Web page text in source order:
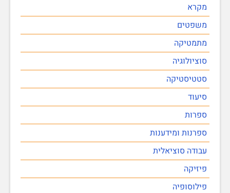
מקרא
משפטים
מתמטיקה
סוציולוגיה
סטטיסטיקה
סיעוד
ספרות
ספרנות ומידענות
עבודה סוציאלית
פיזיקה
פילוסופיה